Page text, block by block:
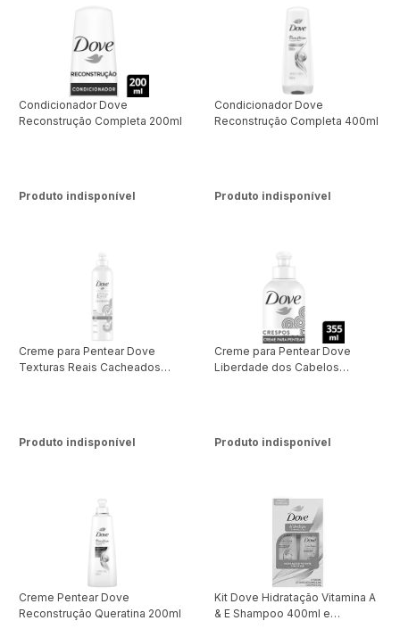
Condicionador Dove
Reconstrução Completa 200ml
Produto indisponível
Condicionador Dove
Reconstrução Completa 400ml
Produto indisponível
Creme para Pentear Dove
Texturas Reais Cacheados
Produto indisponível
Creme para Pentear Dove
Liberdade dos Cabelos
Produto indisponível
Creme Pentear Dove
Reconstrução Queratina 200ml
Kit Dove Hidratação Vitamina A
& E Shampoo 400ml e